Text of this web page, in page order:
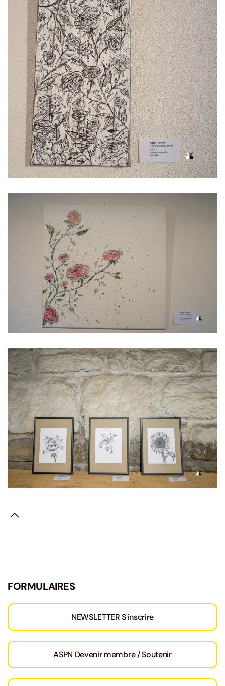
Voir l'image
Voir l'image
Voir l'image
FORMULAIRES
NEWSLETTER S'inscrire
ASPN Devenir membre / Soutenir